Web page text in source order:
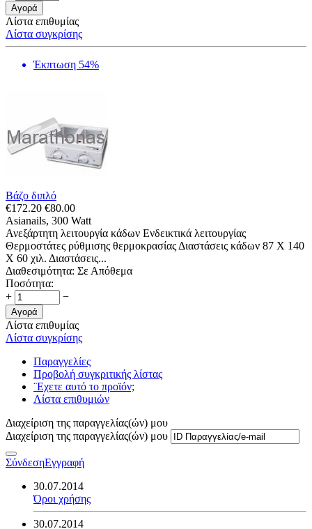
Αγορά
Λίστα επιθυμίας
Λίστα συγκρίσης
Έκπτωση 54%
Βάζο διπλό
€172.20 €80.00
Asianails, 300 Watt
Ανεξάρτητη λειτουργία κάδων Ενδεικτικά λειτουργίας
Θερμοστάτες ρύθμισης θερμοκρασίας Διαστάσεις κάδων 87 Χ 140
Χ 60 χιλ. Διαστάσεις...
Διαθεσιμότητα: Σε Απόθεμα
Ποσότητα:
+
−
Αγορά
Λίστα επιθυμίας
Λίστα συγκρίσης
Παραγγελίες
Προβολή συγκριτικής λίστας
¨Εχετε αυτό το προϊόν;
Λίστα επιθυμιών
Διαχείριση της παραγγελίας(ών) μου
Διαχείριση της παραγγελίας(ών) μου
ΣύνδεσηΕγγραφή
30.07.2014
Όροι χρήσης
30.07.2014